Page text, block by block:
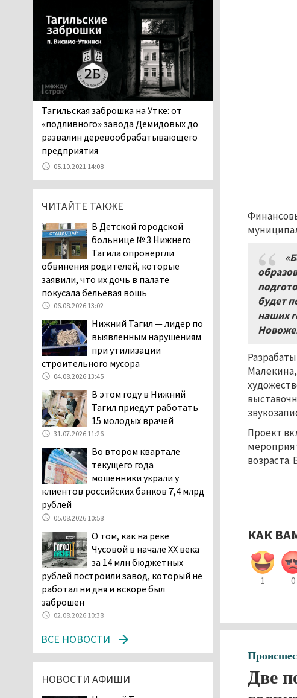
будет
наших
Проект
возраста.
КАК
1 0
Две
пожаловались на кровососущих
паразитов, которые искусали их
ребёнка в детской больнице
Нижнего Тагила
05.08.2026 17:59
Директора уральского
предприятия по
производству дронов
«Упырь» подорвали в автомобиле
под Екатеринбургом
05.08.2026 17:05
Эксперты назвали
рыбы в Свердловской
области
Осуждённый за убийство
тагильского хоккеиста
Александра Чумарина
Самат Хазипов в очередной раз
попал на скамью подсудимых
05.08.2026 15:28
Госдумы Ильтякова,
назвавшего незамужних
женщин неполноценными людьми, а
неженатых мужчин — инвалидами,
проверит прокуратура (ВИДЕО)
05.08.2026 14:40
На водоёмах
Свердловской области с
начала купального сезона
погиб 21 человек
05.08.2026 14:05
Нижний Тагил на три дня
станет мировой
короткометражного кино
05.08.2026 13:20
Мэрия раскрыла имя
главной звезды Дня
города в Нижнем Тагиле
05.08.2026 11:26
В Нижнем Тагиле
Виталия Говорухина
05.08.2026 11:10
текущего года
Тагильская заброшка на Утке: от
«подливного» завода Демидовых до
развалин деревообрабатывающего
предприятия
05.10.2021 14:08
ЧИТАЙТЕ ТАКЖЕ
В Детской городской
больнице № 3 Нижнего
Тагила опровергли
обвинения родителей, которые
заявили, что их дочь в палате
покусала бельевая вошь
06.08.2026 13:02
Нижний Тагил — лидер по
выявленным нарушениям
при утилизации
строительного мусора
04.08.2026 13:45
В этом году в Нижний
Тагил приедут работать
15 молодых врачей
31.07.2026 11:26
Во втором квартале
текущего года
мошенники украли у
клиентов российских банков 7,4 млрд
рублей
05.08.2026 10:58
О том, как на реке
Чусовой в начале XX века
за 14 млн бюджетных
рублей построили завод, который не
работал ни дня и вскоре был
заброшен
02.08.2026 10:38
ВСЕ НОВОСТИ
НОВОСТИ АФИШИ